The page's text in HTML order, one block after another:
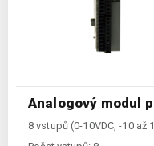
Analogový modul
8 vstupů (0-10VDC, -10 až